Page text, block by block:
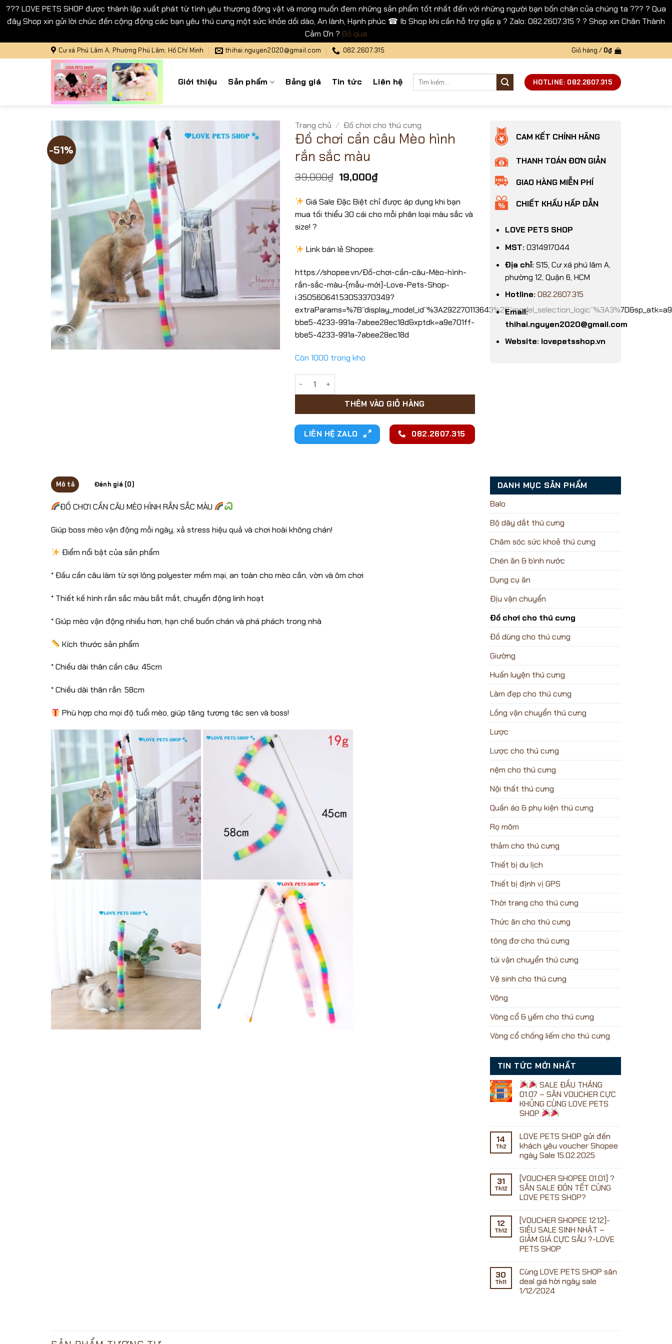
??? LOVE PETS SHOP được thành lập xuất phát từ tình yêu thương động vật và mong muốn đem những sản phẩm tốt nhất đến với những người bạn bốn chân của chúng ta ??? ? Qua
đây Shop xin gửi lời chúc đến cộng động các bạn yêu thú cưng một sức khỏe dồi dào, An lành, Hạnh phúc ☎ Ib Shop khi cần hỗ trợ gấp ạ ? Zalo: 082.2607.315 ? ? Shop xin Chân Thành
Cảm Ơn ? Bỏ qua
qua
Cư xá Phú Lâm A, Phường Phú Lâm, Hồ Chí Minh thihai.nguyen2020@gmail.com 082.2607.315 Giỏ hàng / 0₫
Giới thiệu Sản phẩm Bảng giá Tin tức Liên hệ
Tìm
kiếm:
HOTLINE: 082.2607.315
-51%
Trang chủ / Đồ chơi cho thú cưng
Đồ chơi cần câu Mèo hình
rắn sắc màu
39,000₫ Giá
gốc
là:
39,000₫.
19,000₫Giá
tại
là:
19,000₫.
Giá Sale Đặc Biệt chỉ được áp dụng khi bạn
mua tối thiểu 30 cái cho mỗi phân loại màu sắc và
size! ?
Link bán lẻ Shopee:
https://shopee.vn/Đồ-chơi-cần-câu-Mèo-hình-
rắn-sắc-màu-(mẫu-mới)-Love-Pets-Shop-
i.350560641.53053370349?
bbe5-4233-991a-7abee28ec18d&xptdk=a9e701ff-
bbe5-4233-991a-7abee28ec18d
Còn 1000 trong kho
Đồ chơi cần câu Mèo hình rắn sắc màu số lượng
THÊM VÀO GIỎ HÀNG
LIÊN HỆ ZALO 082.2607.315
CAM KẾT CHÍNH HÃNG
THANH TOÁN ĐƠN GIẢN
GIAO HÀNG MIỄN PHÍ
CHIẾT KHẤU HẤP DẪN
LOVE PETS SHOP
MST: 0314917044
Địa chỉ: S15, Cư xá phú lâm A,
phường 12, Quận 6, HCM
Hotline: 082.2607.315
Email:
thihai.nguyen2020@gmail.com
Website: lovepetsshop.vn
Mô tả Đánh giá (0)
ĐỒ CHƠI CẦN CÂU MÈO HÌNH RẮN SẮC MÀU
Giúp boss mèo vận động mỗi ngày, xả stress hiệu quả và chơi hoài không chán!
Điểm nổi bật của sản phẩm
* Đầu cần câu làm từ sợi lông polyester mềm mại, an toàn cho mèo cắn, vờn và ôm chơi
* Thiết kế hình rắn sắc màu bắt mắt, chuyển động linh hoạt
* Giúp mèo vận động nhiều hơn, hạn chế buồn chán và phá phách trong nhà
Kích thước sản phẩm
* Chiều dài thân cần câu: 45cm
* Chiều dài thân rắn: 58cm
Phù hợp cho mọi độ tuổi mèo, giúp tăng tương tác sen và boss!
DANH MỤC SẢN PHẨM
Balo
Bộ dây dắt thú cưng
Chăm sóc sức khoẻ thú cưng
Chén ăn & bình nước
Dụng cụ ăn
Địu vận chuyển
Đồ chơi cho thú cưng
Đồ dùng cho thú cưng
Giường
Huấn luyện thú cưng
Làm đẹp cho thú cưng
Lồng vận chuyển thú cưng
Lược
Lược cho thú cưng
nệm cho thú cưng
Nội thất thú cưng
Quần áo & phụ kiện thú cưng
Rọ mõm
thảm cho thú cưng
Thiết bị du lịch
Thiết bị định vị GPS
Thời trang cho thú cưng
Thức ăn cho thú cưng
tông đơ cho thú cưng
túi vận chuyển thú cưng
Vệ sinh cho thú cưng
Võng
Vòng cổ & yếm cho thú cưng
Vòng cổ chống liếm cho thú cưng
TIN TỨC MỚI NHẤT
SALE ĐẦU THÁNG
01.07 – SĂN VOUCHER CỰC
KHỦNG CÙNG LOVE PETS
SHOP
bình
luận
ở
ĐẦU
THÁNG
01.07
–
SĂN
KHỦNG
CÙNG
LOVE
PETS
SHOP
14
Th2
LOVE PETS SHOP gửi đến
khách yêu voucher Shopee
ngày Sale 15.02.2025
bình
luận
ở
LOVE
gửi
đến
khách
yêu
voucher
Shopee
15.02.2025
31
Th12
[VOUCHER SHOPEE 01.01] ?
SĂN SALE ĐÓN TẾT CÙNG
LOVE PETS SHOP?
bình
luận
ở
[VOUCHER
SHOPEE
01.01]
SALE
ĐÓN
TẾT
CÙNG
12
Th12
[VOUCHER SHOPEE 12.12]-
SIÊU SALE SINH NHẬT –
GIẢM GIÁ CỰC SÂU ?-LOVE
PETS SHOP
bình
luận
ở
[VOUCHER
30
Th11
Cùng LOVE PETS SHOP săn
deal giá hời ngày sale
1/12/2024